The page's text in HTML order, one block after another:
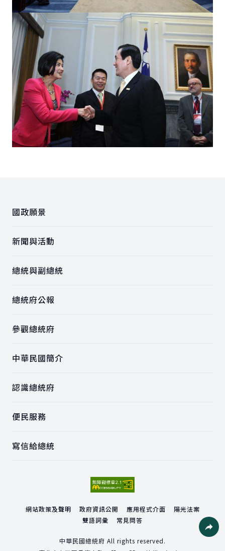
國政願景
新聞與活動
總統與副總統
總統府公報
參觀總統府
中華民國簡介
認識總統府
便民服務
寫信給總統
網站政策及聲明 政府資訊公開 應用程式介面
陽光法案
雙語詞彙
常見問答
中華民國總統府 All rights reserved.